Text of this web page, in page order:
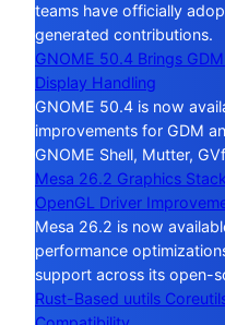
teams have officially
generated contributions.
GNOME 50.4 Brings
Display Handling
GNOME 50.4 is now
improvements for GDM
GNOME Shell, Mutter,
Mesa 26.2 Graphics
OpenGL Driver
Mesa 26.2 is now
performance
support across its open-
Rust-Based uutils